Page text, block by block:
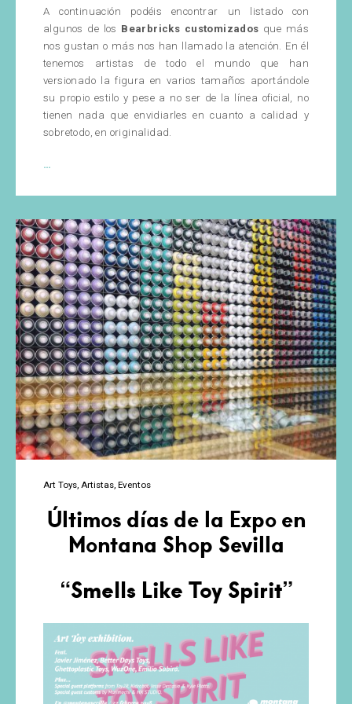
A continuación podéis encontrar un listado con
algunos de los Bearbricks customizados que más
nos gustan o más nos han llamado la atención. En él
tenemos artistas de todo el mundo que han
versionado la figura en varios tamaños aportándole
su propio estilo y pese a no ser de la línea oficial, no
tienen nada que envidiarles en cuanto a calidad y
sobretodo, en originalidad.
…
Customizados:
Descubre
algunos
de
los
mejores
artistas
que
han
versionado
la
figura
de
Medicom
Toy
Art Toys Artistas Eventos
Últimos días de la Expo en
Montana Shop Sevilla
“Smells Like Toy Spirit”